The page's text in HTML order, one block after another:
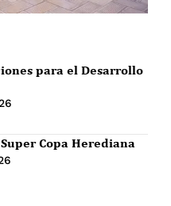
para el Desarrollo
Copa Herediana